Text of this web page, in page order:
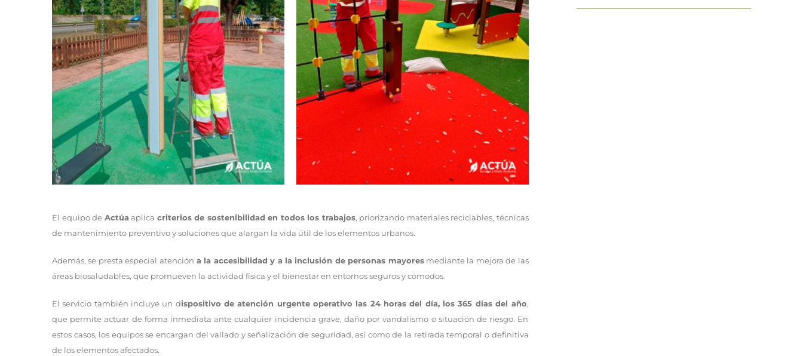
El equipo de Actúa aplica criterios de sostenibilidad en todos los trabajos, priorizando materiales reciclables, técnicas
de mantenimiento preventivo y soluciones que alargan la vida útil de los elementos urbanos.
Además, se presta especial atención a la accesibilidad y a la inclusión de personas mayoresmediante la mejora de las
áreas biosaludables, que promueven la actividad física y el bienestar en entornos seguros y cómodos.
El servicio también incluye un dispositivo de atención urgente operativo las 24 horas del día, los 365 días del año,
que permite actuar de forma inmediata ante cualquier incidencia grave, daño por vandalismo o situación de riesgo. En
estos casos, los equipos se encargan del vallado y señalización de seguridad, así como de la retirada temporal o definitiva
de los elementos afectados.